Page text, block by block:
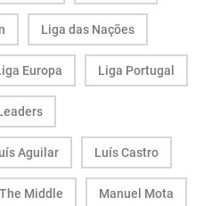
Liga das Nações
Europa Liga Portugal
Aguilar Luís Castro
Middle Manuel Mota